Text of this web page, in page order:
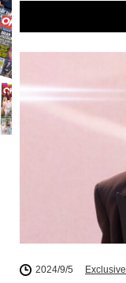
2024/9/5 Exclusive